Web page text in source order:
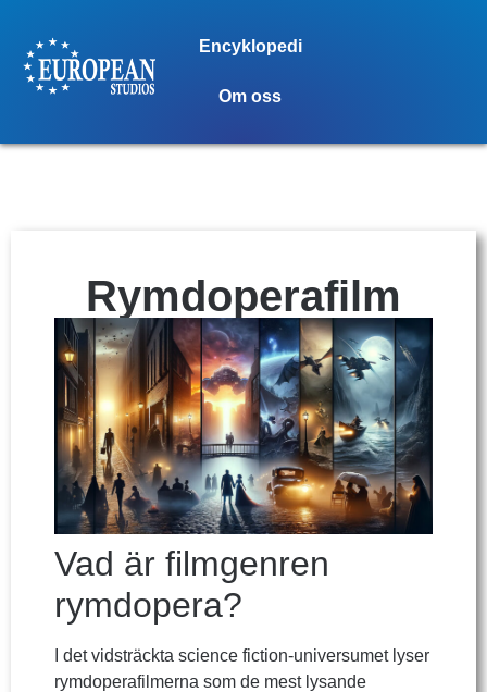
Encyklopedi
Om oss
Rymdoperafilm
Vad är filmgenren
rymdopera?
I det vidsträckta science fiction-universumet lyser
rymdoperafilmerna som de mest lysande